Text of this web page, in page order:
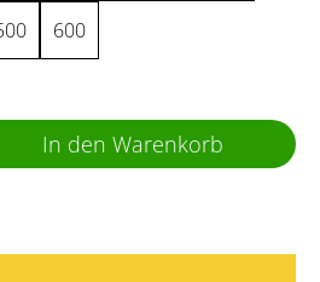
600
Gib den gewünschten
In den Warenkorb